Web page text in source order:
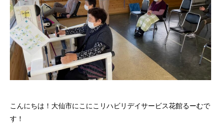
こんにちは！大仙市にこにこリハビリデイサービス花館るーむで
す！